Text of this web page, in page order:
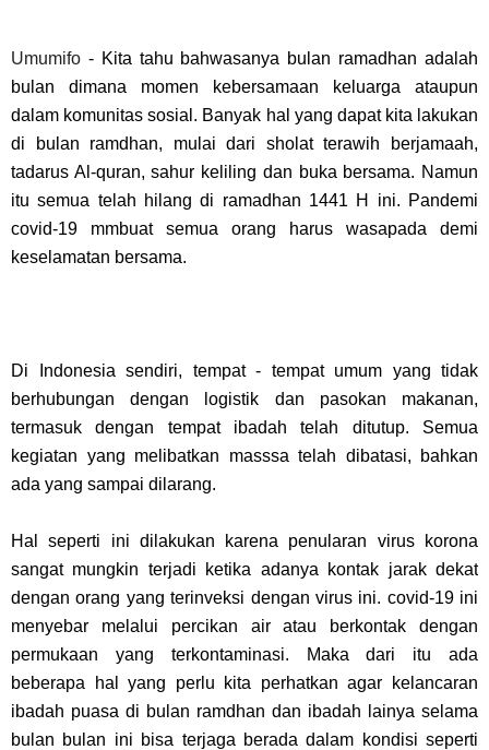
Umumifo - Kita tahu bahwasanya bulan ramadhan adalah
bulan dimana momen kebersamaan keluarga ataupun
dalam komunitas sosial. Banyak hal yang dapat kita lakukan
di bulan ramdhan, mulai dari sholat terawih berjamaah,
tadarus Al-quran, sahur keliling dan buka bersama. Namun
itu semua telah hilang di ramadhan 1441 H ini. Pandemi
covid-19 mmbuat semua orang harus wasapada demi
keselamatan bersama.
Di Indonesia sendiri, tempat - tempat umum yang tidak
berhubungan dengan logistik dan pasokan makanan,
termasuk dengan tempat ibadah telah ditutup. Semua
kegiatan yang melibatkan masssa telah dibatasi, bahkan
ada yang sampai dilarang.
Hal seperti ini dilakukan karena penularan virus korona
sangat mungkin terjadi ketika adanya kontak jarak dekat
dengan orang yang terinveksi dengan virus ini. covid-19 ini
menyebar melalui percikan air atau berkontak dengan
permukaan yang terkontaminasi. Maka dari itu ada
beberapa hal yang perlu kita perhatkan agar kelancaran
ibadah puasa di bulan ramdhan dan ibadah lainya selama
bulan bulan ini bisa terjaga berada dalam kondisi seperti